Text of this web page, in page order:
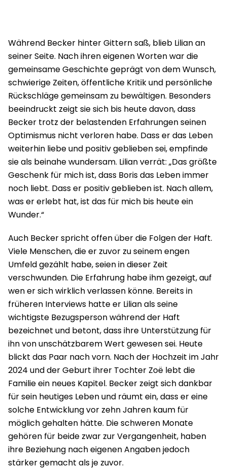
Während Becker hinter Gittern saß, blieb Lilian an
seiner Seite. Nach ihren eigenen Worten war die
gemeinsame Geschichte geprägt von dem Wunsch,
schwierige Zeiten, öffentliche Kritik und persönliche
Rückschläge gemeinsam zu bewältigen. Besonders
beeindruckt zeigt sie sich bis heute davon, dass
Becker trotz der belastenden Erfahrungen seinen
Optimismus nicht verloren habe. Dass er das Leben
weiterhin liebe und positiv geblieben sei, empfinde
sie als beinahe wundersam. Lilian verrät: „Das größte
Geschenk für mich ist, dass Boris das Leben immer
noch liebt. Dass er positiv geblieben ist. Nach allem,
was er erlebt hat, ist das für mich bis heute ein
Wunder.“
Auch Becker spricht offen über die Folgen der Haft.
Viele Menschen, die er zuvor zu seinem engen
Umfeld gezählt habe, seien in dieser Zeit
verschwunden. Die Erfahrung habe ihm gezeigt, auf
wen er sich wirklich verlassen könne. Bereits in
früheren Interviews hatte er Lilian als seine
wichtigste Bezugsperson während der Haft
bezeichnet und betont, dass ihre Unterstützung für
ihn von unschätzbarem Wert gewesen sei. Heute
blickt das Paar nach vorn. Nach der Hochzeit im Jahr
2024 und der Geburt ihrer Tochter Zoë lebt die
Familie ein neues Kapitel. Becker zeigt sich dankbar
für sein heutiges Leben und räumt ein, dass er eine
solche Entwicklung vor zehn Jahren kaum für
möglich gehalten hätte. Die schweren Monate
gehören für beide zwar zur Vergangenheit, haben
ihre Beziehung nach eigenen Angaben jedoch
stärker gemacht als je zuvor.